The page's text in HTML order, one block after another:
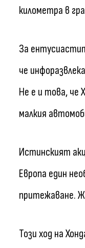
километра в
За
че
Не е и това, че
малкия
Истинският
Европа един
притежаване.
Този ход на